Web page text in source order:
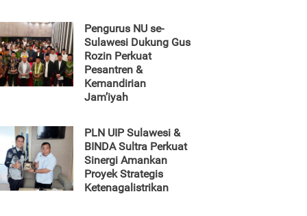
Pengurus NU se-
Sulawesi Dukung Gus
Rozin Perkuat
Pesantren &
Kemandirian
Jam’iyah
PLN UIP Sulawesi &
BINDA Sultra Perkuat
Sinergi Amankan
Proyek Strategis
Ketenagalistrikan